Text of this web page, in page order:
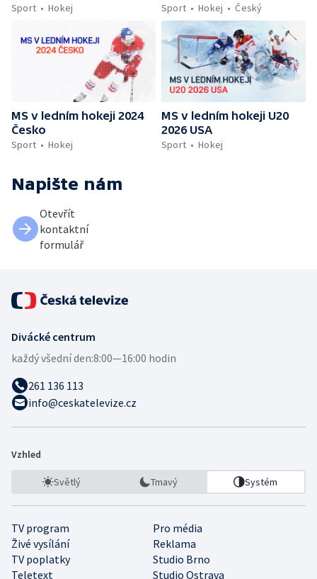
Sport
Hokej
Sport
Hokej Český
MS v ledním hokeji 2024
Česko
Sport
Hokej
MS v ledním hokeji U20
2026 USA
Sport
Hokej
Napište nám
Otevřít
kontaktní
formulář
Divácké centrum
každý všední den:8:00—16:00 hodin
261 136 113
info@ceskatelevize.cz
Vzhled
Světlý Tmavý Systém
TV program
Pro média
Živé vysílání
Reklama
TV poplatky
Studio Brno
Teletext
Studio Ostrava